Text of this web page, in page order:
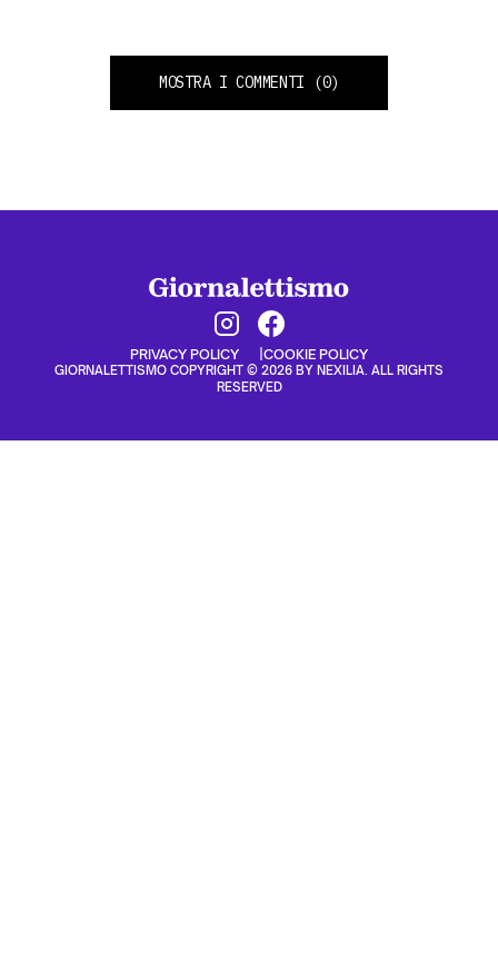
MOSTRA I COMMENTI (0)
PRIVACY POLICY COOKIE POLICY
GIORNALETTISMO COPYRIGHT © 2026 BY NEXILIA. ALL RIGHTS
RESERVED